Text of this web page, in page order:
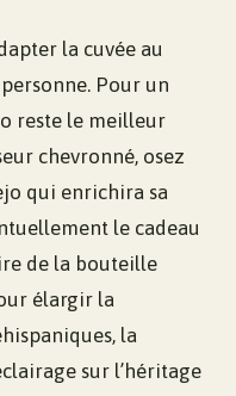
la cuvée au
Pour un
reste le meilleur
chevronné, osez
qui enrichira sa
le cadeau
de la bouteille
élargir la
la
sur l’héritage